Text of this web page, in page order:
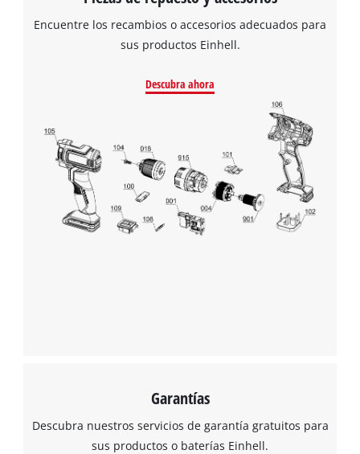
Encuentre los recambios o accesorios adecuados para
sus productos Einhell.
Descubra ahora
Garantías
Descubra nuestros servicios de garantía gratuitos para
sus productos o baterías Einhell.